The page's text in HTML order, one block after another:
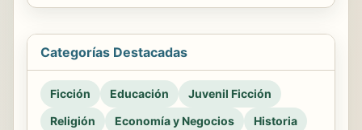
Categorías Destacadas
Ficción Educación
Juvenil Ficción
Religión
Economía y Negocios Historia